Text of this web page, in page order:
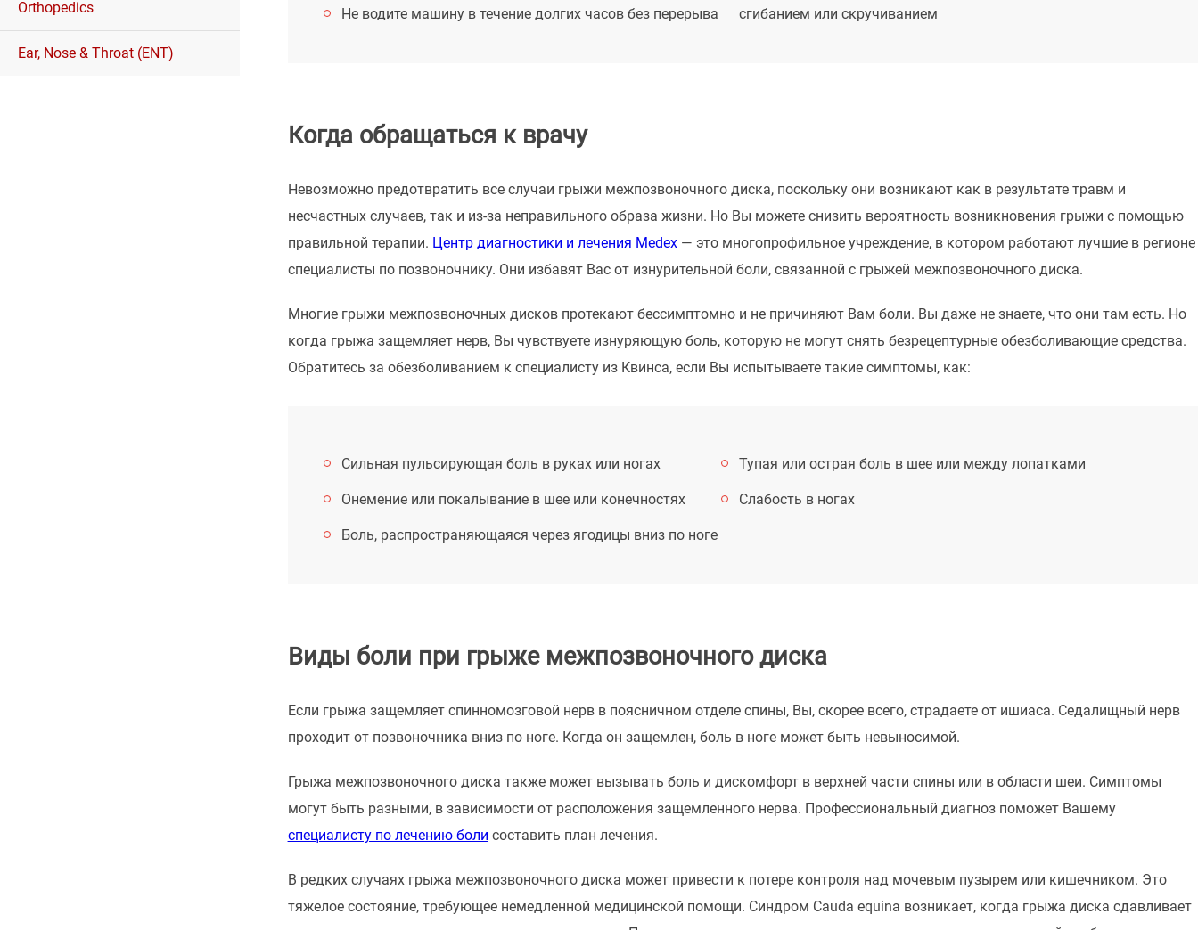
Orthopedics
Ear, Nose & Throat (ENT)
Не водите машину в течение долгих часов без перерыва
сгибанием или скручиванием
Когда обращаться к врачу
Невозможно предотвратить все случаи грыжи межпозвоночного диска, поскольку они возникают как в результате травм и
несчастных случаев, так и из-за неправильного образа жизни. Но Вы можете снизить вероятность возникновения грыжи с помощью
правильной терапии. Центр диагностики и лечения Medex— это многопрофильное учреждение, в котором работают лучшие в регионе
специалисты по позвоночнику. Они избавят Вас от изнурительной боли, связанной с грыжей межпозвоночного диска.
Многие грыжи межпозвоночных дисков протекают бессимптомно и не причиняют Вам боли. Вы даже не знаете, что они там есть. Но
когда грыжа защемляет нерв, Вы чувствуете изнуряющую боль, которую не могут снять безрецептурные обезболивающие средства.
Обратитесь за обезболиванием к специалисту из Квинса, если Вы испытываете такие симптомы, как:
Сильная пульсирующая боль в руках или ногах Тупая или острая боль в шее или между лопатками
Онемение или покалывание в шее или конечностях Слабость в ногах
Боль, распространяющаяся через ягодицы вниз по ноге
Виды боли при грыже межпозвоночного диска
Если грыжа защемляет спинномозговой нерв в поясничном отделе спины, Вы, скорее всего, страдаете от ишиаса. Седалищный нерв
проходит от позвоночника вниз по ноге. Когда он защемлен, боль в ноге может быть невыносимой.
Грыжа межпозвоночного диска также может вызывать боль и дискомфорт в верхней части спины или в области шеи. Симптомы
могут быть разными, в зависимости от расположения защемленного нерва. Профессиональный диагноз поможет Вашему
специалисту по лечению боли составить план лечения.
В редких случаях грыжа межпозвоночного диска может привести к потере контроля над мочевым пузырем или кишечником. Это
тяжелое состояние, требующее немедленной медицинской помощи. Синдром Cauda equina возникает, когда грыжа диска сдавливает